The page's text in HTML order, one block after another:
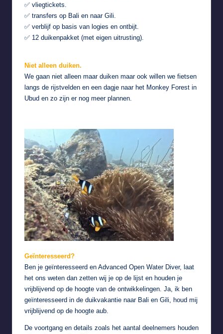
✅ vliegtickets.
✅ transfers op Bali en naar Gili.
✅ verblijf op basis van logies en ontbijt.
✅ 12 duikenpakket (met eigen uitrusting).
Niet alleen duiken.
We gaan niet alleen maar duiken maar ook willen we fietsen
langs de rijstvelden en een dagje naar het Monkey Forest in
Ubud en zo zijn er nog meer plannen.
Geïnteresseerd?
Ben je geïnteresseerd en Advanced Open Water Diver, laat
het ons weten dan zetten wij je op de lijst en houden je
vrijblijvend op de hoogte van de ontwikkelingen. Ja, ik ben
geïnteresseerd in de duikvakantie naar Bali en Gili, houd mij
vrijblijvend op de hoogte aub.
De voortgang en details zoals het aantal deelnemers houden